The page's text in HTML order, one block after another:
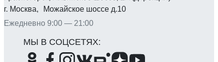
г. Москва, Можайское шоссе д.10
Ежедневно 9:00 — 21:00